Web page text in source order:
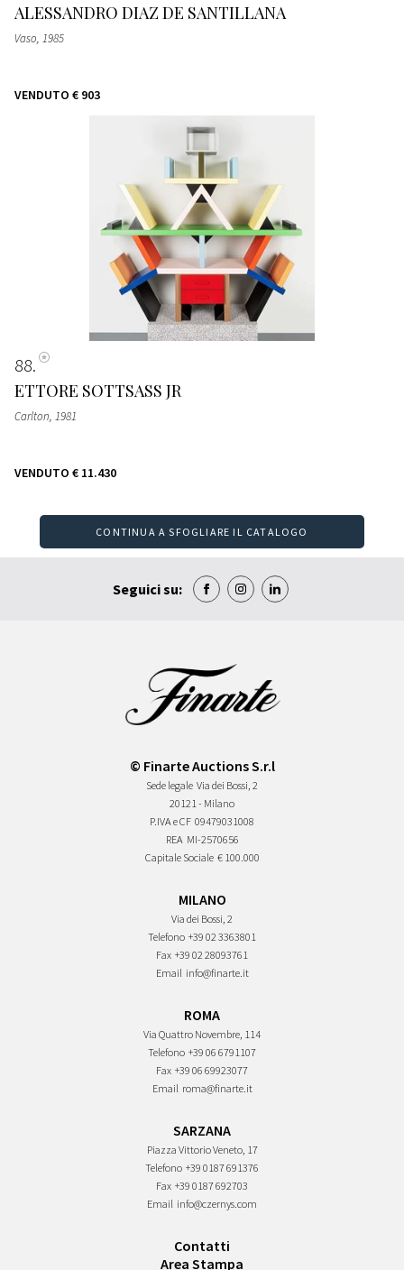
ALESSANDRO DIAZ DE SANTILLANA
Vaso, 1985
VENDUTO € 903
88
ETTORE SOTTSASS JR
Carlton, 1981
VENDUTO € 11.430
CONTINUA A SFOGLIARE IL CATALOGO
Seguici su:
© Finarte Auctions S.r.l
Sede legale Via dei Bossi, 2
20121 - Milano
P.IVA e CF 09479031008
REA MI-2570656
Capitale Sociale € 100.000
MILANO
Via dei Bossi, 2
Telefono +39 02 3363801
Fax +39 02 28093761
Email info@finarte.it
ROMA
Via Quattro Novembre, 114
Telefono +39 06 6791107
Fax +39 06 69923077
Email roma@finarte.it
SARZANA
Piazza Vittorio Veneto, 17
Telefono +39 0187 691376
Fax +39 0187 692703
Email info@czernys.com
Contatti
Area Stampa